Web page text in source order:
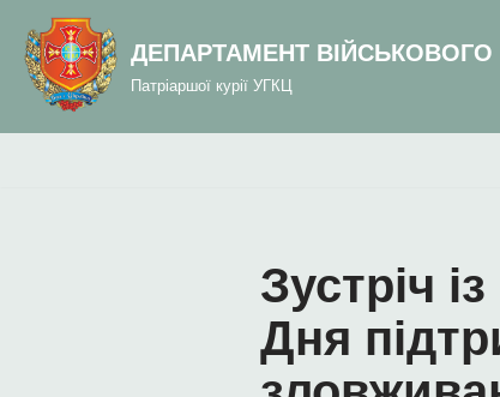
вмісту
Перейти
вмісту
ДЕПАРТАМЕНТ
Патріаршої курії УГКЦ
Зустріч
Дня